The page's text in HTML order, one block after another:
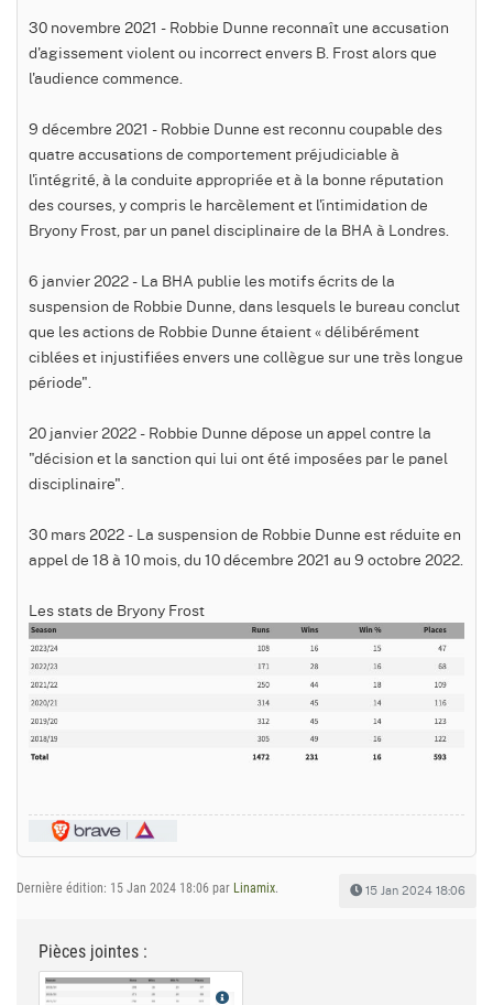
30 novembre 2021 - Robbie Dunne reconnaît une accusation
d'agissement violent ou incorrect envers B. Frost alors que
l'audience commence.
9 décembre 2021 - Robbie Dunne est reconnu coupable des
quatre accusations de comportement préjudiciable à
l'intégrité, à la conduite appropriée et à la bonne réputation
des courses, y compris le harcèlement et l'intimidation de
Bryony Frost, par un panel disciplinaire de la BHA à Londres.
6 janvier 2022 - La BHA publie les motifs écrits de la
suspension de Robbie Dunne, dans lesquels le bureau conclut
que les actions de Robbie Dunne étaient « délibérément
ciblées et injustifiées envers une collègue sur une très longue
période".
20 janvier 2022 - Robbie Dunne dépose un appel contre la
"décision et la sanction qui lui ont été imposées par le panel
disciplinaire".
30 mars 2022 - La suspension de Robbie Dunne est réduite en
appel de 18 à 10 mois, du 10 décembre 2021 au 9 octobre 2022.
Les stats de Bryony Frost
Dernière édition: 15 Jan 2024 18:06 par Linamix. 15 Jan 2024 18:06
Pièces jointes :